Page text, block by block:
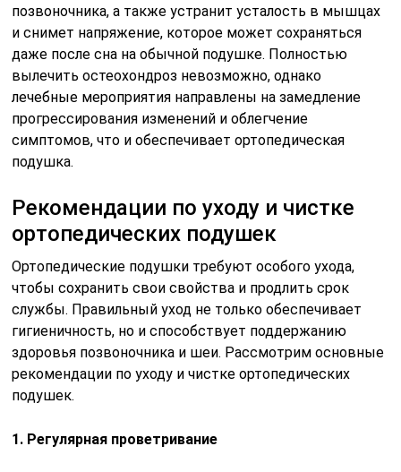
позвоночника, а также устранит усталость в мышцах
и снимет напряжение, которое может сохраняться
даже после сна на обычной подушке. Полностью
вылечить остеохондроз невозможно, однако
лечебные мероприятия направлены на замедление
прогрессирования изменений и облегчение
симптомов, что и обеспечивает ортопедическая
подушка.
Рекомендации по уходу и чистке
ортопедических подушек
Ортопедические подушки требуют особого ухода,
чтобы сохранить свои свойства и продлить срок
службы. Правильный уход не только обеспечивает
гигиеничность, но и способствует поддержанию
здоровья позвоночника и шеи. Рассмотрим основные
рекомендации по уходу и чистке ортопедических
подушек.
1. Регулярная проветривание